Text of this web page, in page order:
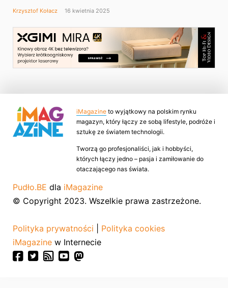
Krzysztof Kołacz 16 kwietnia 2025
iMagazine to wyjątkowy na polskim rynku
magazyn, który łączy ze sobą lifestyle, podróże i
sztukę ze światem technologii.
Tworzą go profesjonaliści, jak i hobbyści,
których łączy jedno – pasja i zamiłowanie do
otaczającego nas świata.
Pudło.BE dla iMagazine
© Copyright 2023. Wszelkie prawa zastrzeżone.
Polityka prywatności
Polityka cookies
iMagazine w Internecie